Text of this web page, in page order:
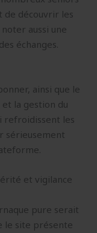
de découvrir les
aussi une
échanges.
ainsi que le
la gestion du
refroidissent les
sérieusement
et vigilance
pure serait
le site présente